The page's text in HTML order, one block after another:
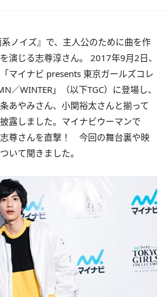
ノイズ』で、主人公のために曲を作
演じる志尊淳さん。 2017年9月2日、
マイナビ presents 東京ガールズコレ
／WINTER」（以下TGC）に登場し、
あやみさん、小関裕太さんと揃って
露しました。マイナビウーマンで
尊さんを直撃！ 今回の舞台裏や映
いて聞きました。